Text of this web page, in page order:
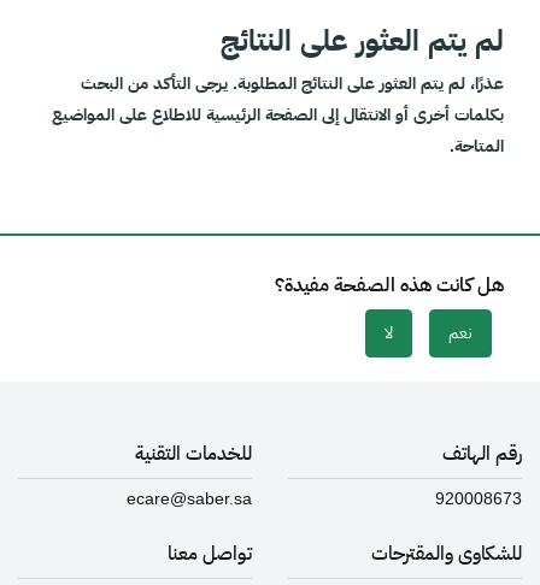
لم يتم العثور على النتائج
عذرًا، لم يتم العثور على النتائج المطلوبة. يرجى التأكد من البحث
بكلمات أخرى أو الانتقال إلى الصفحة الرئيسية للاطلاع على المواضيع
المتاحة.
هل كانت هذه الصفحة مفيدة؟
نعم لا
رقم الهاتف
920008673
للخدمات التقنية
ecare@saber.sa
للشكاوى والمقترحات تواصل معنا